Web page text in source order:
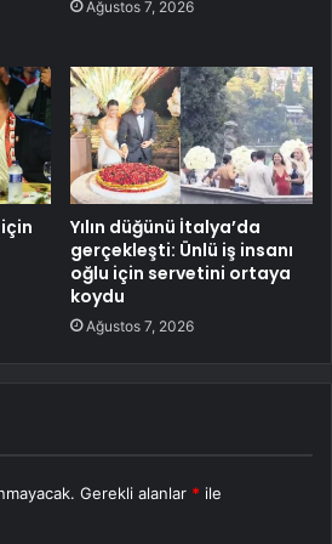
Ağustos 7, 2026
Yılın düğünü İtalya’da
gerçekleşti: Ünlü iş insanı
oğlu için servetini ortaya
koydu
Ağustos 7, 2026
Gerekli alanlar * ile